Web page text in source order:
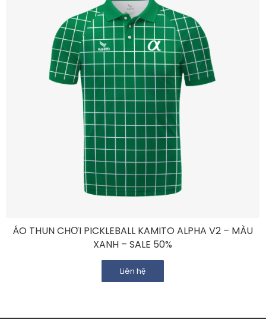
ÁO THUN CHƠI PICKLEBALL KAMITO ALPHA V2 – MÀU
XANH – SALE 50%
Liên hệ